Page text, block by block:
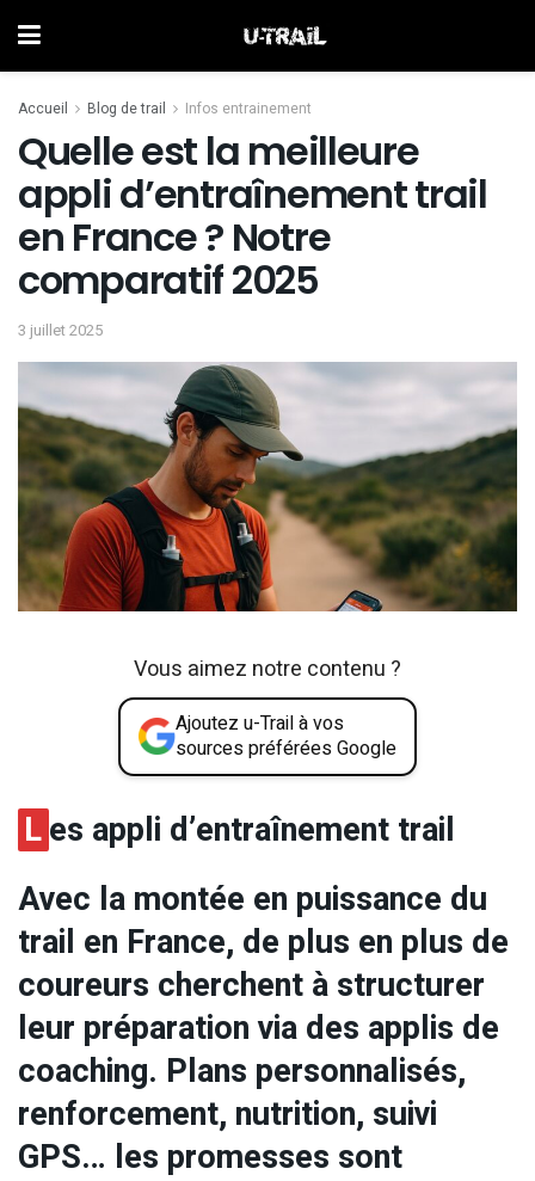
Accueil Blog de trail Infos entrainement
Quelle est la meilleure
appli d’entraînement trail
en France ? Notre
comparatif 2025
3 juillet 2025
Vous aimez notre contenu ?
Ajoutez u-Trail à vos
sources préférées Google
Les appli d’entraînement trail
Avec la montée en puissance du
trail en France, de plus en plus de
coureurs cherchent à structurer
leur préparation via des applis de
coaching. Plans personnalisés,
renforcement, nutrition, suivi
GPS… les promesses sont